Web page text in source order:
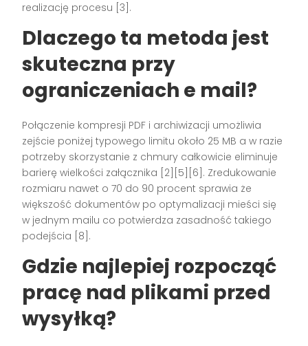
realizację procesu [3].
Dlaczego ta metoda jest
skuteczna przy
ograniczeniach e mail?
Połączenie kompresji PDF i archiwizacji umożliwia
zejście poniżej typowego limitu około 25 MB a w razie
potrzeby skorzystanie z chmury całkowicie eliminuje
barierę wielkości załącznika [2][5][6]. Zredukowanie
rozmiaru nawet o 70 do 90 procent sprawia że
większość dokumentów po optymalizacji mieści się
w jednym mailu co potwierdza zasadność takiego
podejścia [8].
Gdzie najlepiej rozpocząć
pracę nad plikami przed
wysyłką?